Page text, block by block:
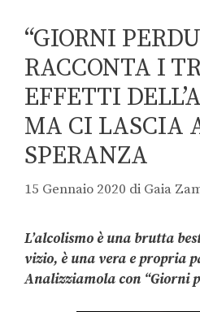
“GIORNI
RACCONTA I
EFFETTI
MA CI LASCIA
SPERANZA
15 Gennaio 2020 di Gaia
L’alcolismo è una brutta
vizio, è una vera e propria
Analizziamola con “Giorni